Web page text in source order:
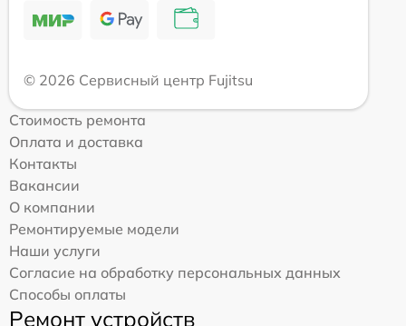
© 2026 Сервисный центр Fujitsu
Стоимость ремонта
Оплата и доставка
Контакты
Вакансии
О компании
Ремонтируемые модели
Наши услуги
Согласие на обработку персональных данных
Способы оплаты
Ремонт устройств